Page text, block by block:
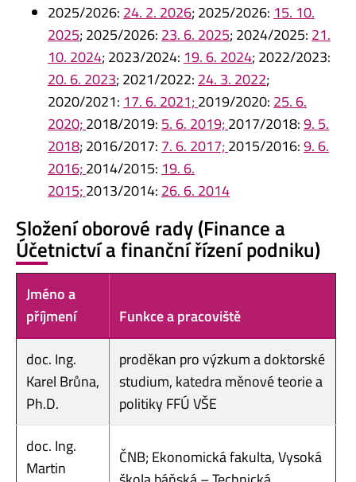
2025/2026: 24. 2. 2026; 2025/2026: 15. 10.
2025; 2025/2026: 23. 6. 2025; 2024/2025: 21.
10. 2024; 2023/2024: 19. 6. 2024; 2022/2023:
20. 6. 2023; 2021/2022: 24. 3. 2022;
2020/2021: 17. 6. 2021; 2019/2020: 25. 6.
2020; 2018/2019: 5. 6. 2019; 2017/2018:9. 5.
2018; 2016/2017: 7. 6. 2017; 2015/2016:9. 6.
2016; 2014/2015: 19. 6.
2015; 2013/2014: 26. 6. 2014
Složení oborové rady (Finance a
Účetnictví a finanční řízení podniku)
Jméno a
příjmení
Funkce a pracoviště
doc. Ing.
Karel Brůna,
Ph.D.
proděkan pro výzkum a doktorské
studium, katedra měnové teorie a
politiky FFÚ VŠE
doc. Ing.
Martin
ČNB; Ekonomická fakulta, Vysoká